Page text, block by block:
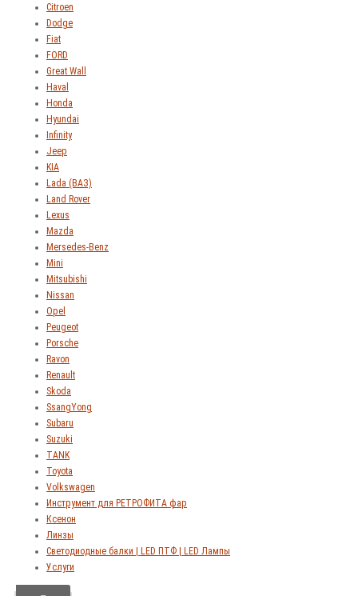
Citroen
Dodge
Fiat
FORD
Great Wall
Haval
Honda
Hyundai
Infinity
Jeep
KIA
Lada (ВАЗ)
Land Rover
Lexus
Mazda
Mersedes-Benz
Mini
Mitsubishi
Nissan
Opel
Peugeot
Porsche
Ravon
Renault
Skoda
SsangYong
Subaru
Suzuki
TANK
Toyota
Volkswagen
Инструмент для РЕТРОФИТА фар
Ксенон
Линзы
Светодиодные балки | LED ПТФ | LED Лампы
Услуги